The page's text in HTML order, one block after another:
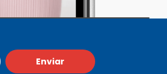
Enviar